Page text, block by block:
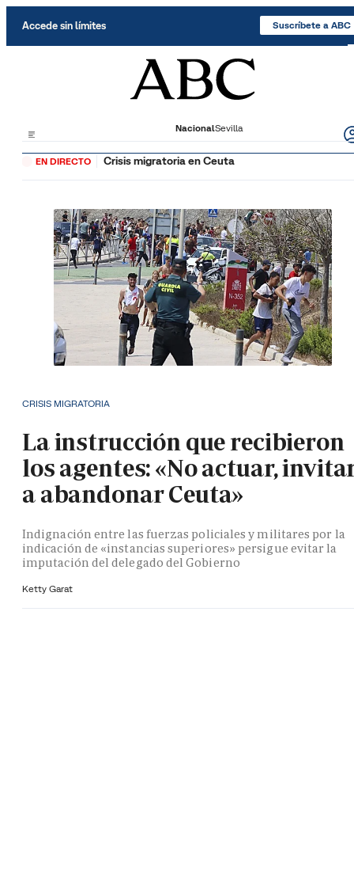
Accede sin límites Suscríbete a ABC
NacionalSevilla
EN DIRECTO Crisis migratoria en Ceuta
CRISIS MIGRATORIA
La instrucción que recibieron
los agentes: «No actuar,
a abandonar Ceuta»
Indignación entre las fuerzas policiales y militares por la
indicación de «instancias superiores» persigue evitar la
imputación del delegado del Gobierno
Ketty Garat